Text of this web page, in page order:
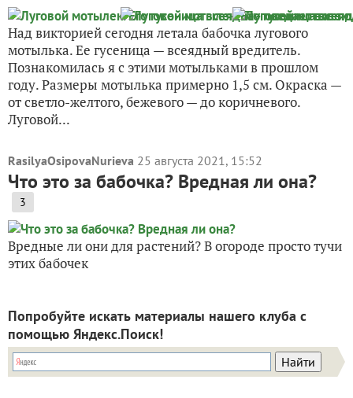
Над викторией сегодня летала бабочка лугового
мотылька. Ее гусеница — всеядный вредитель.
Познакомилась я с этими мотыльками в прошлом
году. Размеры мотылька примерно 1,5 см. Окраска —
от светло-желтого, бежевого — до коричневого.
Луговой...
RasilyaOsipovaNurieva 25 августа 2021, 15:52
Что это за бабочка? Вредная ли она?
3
Вредные ли они для растений? В огороде просто тучи
этих бабочек
Попробуйте искать материалы нашего клуба с
помощью Яндекс.Поиск!